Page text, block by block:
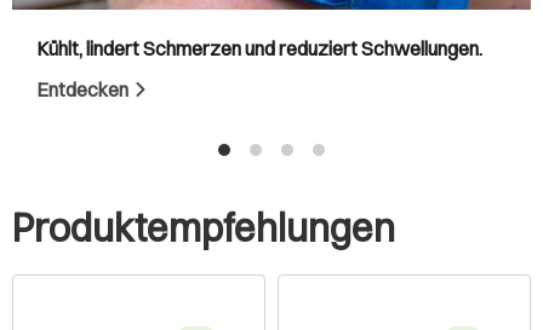
Kühlt, lindert Schmerzen und reduziert Schwellungen.
Entdecken
Produktempfehlungen